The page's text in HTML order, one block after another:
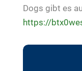
Dogs gibt es
https://